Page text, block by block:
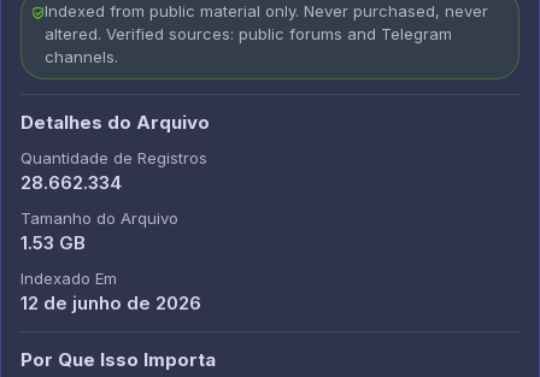
Indexed from public material only. Never purchased, never
altered. Verified sources: public forums and Telegram
channels.
Detalhes do Arquivo
Quantidade de Registros
28.662.334
Tamanho do Arquivo
1.53 GB
Indexado Em
12 de junho de 2026
Por Que Isso Importa